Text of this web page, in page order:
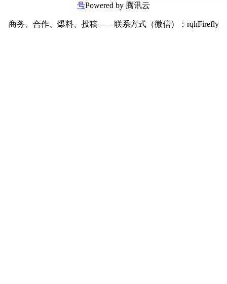
号Powered by 腾讯云
商务、合作、爆料、投稿——联系方式（微信）：rqhFirefly